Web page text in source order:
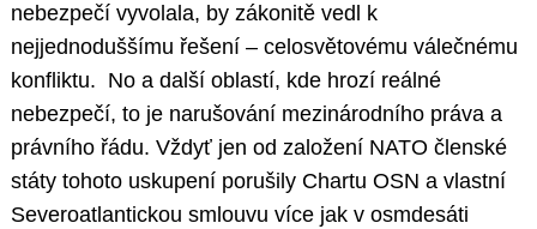
nebezpečí vyvolala, by zákonitě vedl k
nejjednoduššímu řešení – celosvětovému válečnému
konfliktu. No a další oblastí, kde hrozí reálné
nebezpečí, to je narušování mezinárodního práva a
právního řádu. Vždyť jen od založení NATO členské
státy tohoto uskupení porušily Chartu OSN a vlastní
Severoatlantickou smlouvu více jak v osmdesáti